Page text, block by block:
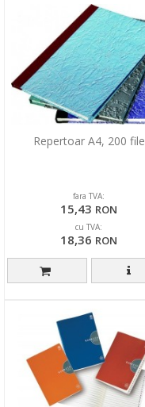
Repertoar A4, 200 file
fara TVA:
15,43 RON
cu TVA:
18,36 RON